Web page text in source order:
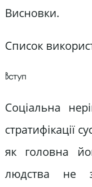
Висновки.
Список
Вступ
Соціальна
стратифікації
як головна
людства не